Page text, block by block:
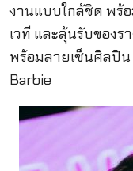
งานแบบใกล้ชิด พร้
เวที และลุ้นรับของ
พร้อมลายเซ็นศิลปิน
Barbie